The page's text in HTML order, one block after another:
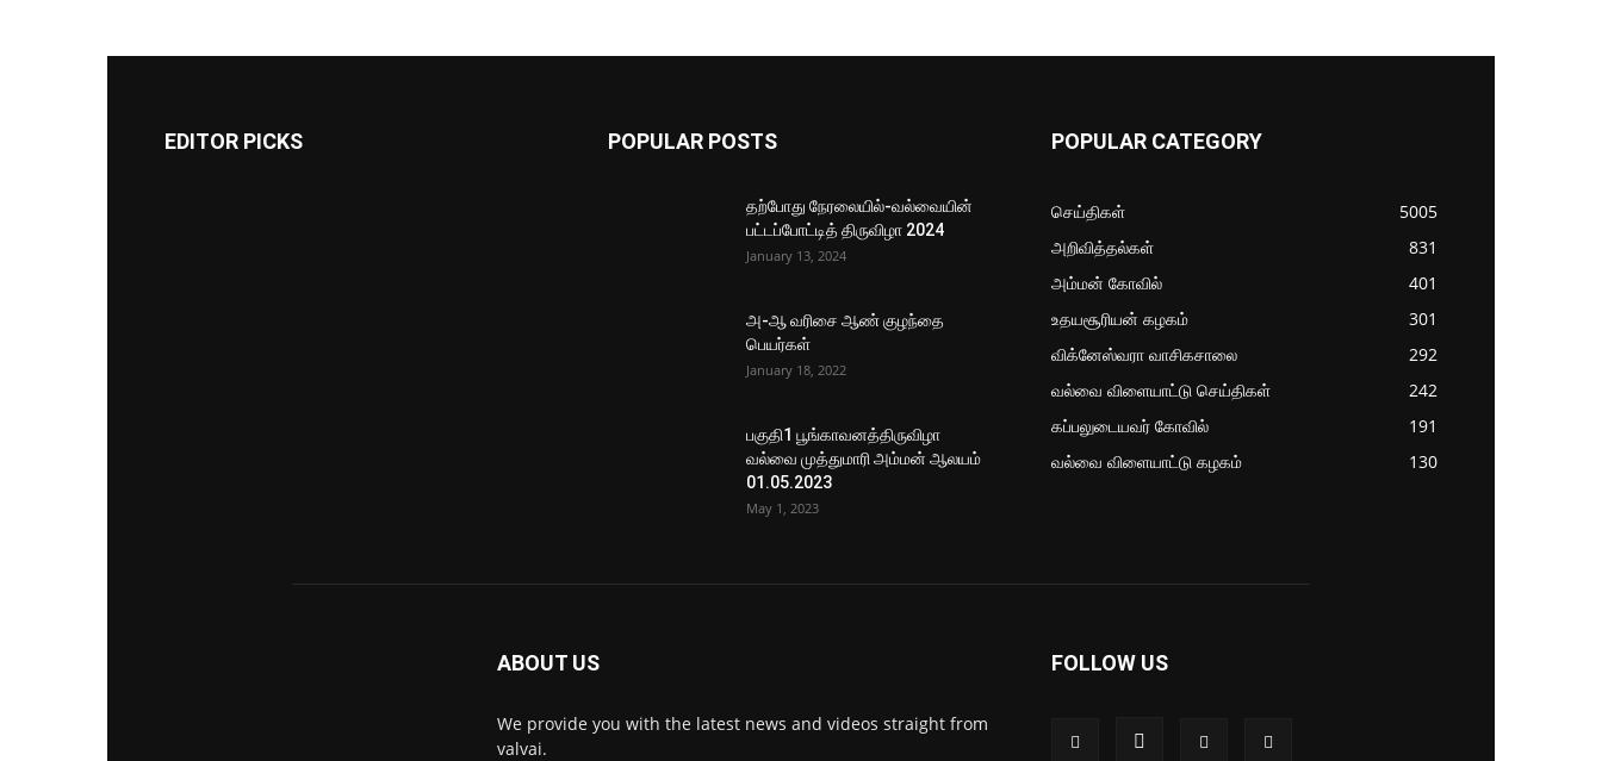
EDITOR PICKS POPULAR POSTS
தற்போது நேரலையில்-வல்வையின்
பட்டப்போட்டித் திருவிழா 2024
January 13, 2024
அ-ஆ வரிசை ஆண் குழந்தை
பெயர்கள்
January 18, 2022
பகுதி1 பூங்காவனத்திருவிழா
வல்வை முத்துமாரி அம்மன் ஆலயம்
01.05.2023
May 1, 2023
POPULAR CATEGORY
செய்திகள்
5005
அறிவித்தல்கள்
831
அம்மன் கோவில்
401
உதயசூரியன் கழகம்
301
விக்னேஸ்வரா வாசிகசாலை
292
வல்வை விளையாட்டு செய்திகள்
242
கப்பலுடையவர் கோவில்
191
வல்வை விளையாட்டு கழகம்
130
ABOUT US
We provide you with the latest news and videos straight from
valvai.
FOLLOW US